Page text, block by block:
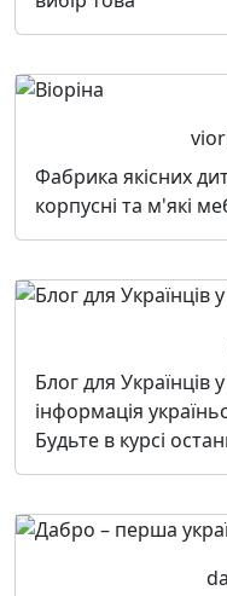
Фабрика якісних
корпусні та м'які
Блог для Українців
інформація
Будьте в курсі